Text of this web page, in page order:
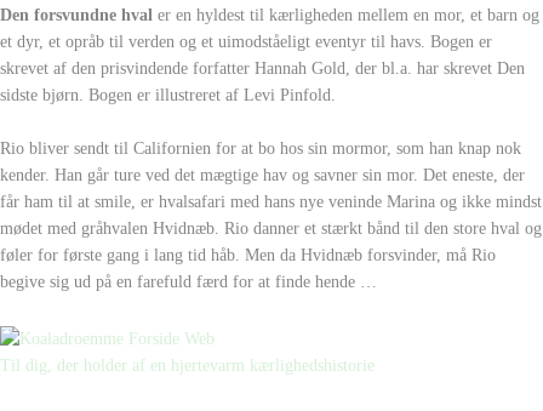
Den forsvundne hval er en hyldest til kærligheden mellem en mor, et barn og
et dyr, et opråb til verden og et uimodståeligt eventyr til havs. Bogen er
skrevet af den prisvindende forfatter Hannah Gold, der bl.a. har skrevet Den
sidste bjørn. Bogen er illustreret af Levi Pinfold.
Rio bliver sendt til Californien for at bo hos sin mormor, som han knap nok
kender. Han går ture ved det mægtige hav og savner sin mor. Det eneste, der
får ham til at smile, er hvalsafari med hans nye veninde Marina og ikke mindst
mødet med gråhvalen Hvidnæb. Rio danner et stærkt bånd til den store hval og
føler for første gang i lang tid håb. Men da Hvidnæb forsvinder, må Rio
begive sig ud på en farefuld færd for at finde hende …
Til dig, der holder af en hjertevarm kærlighedshistorie